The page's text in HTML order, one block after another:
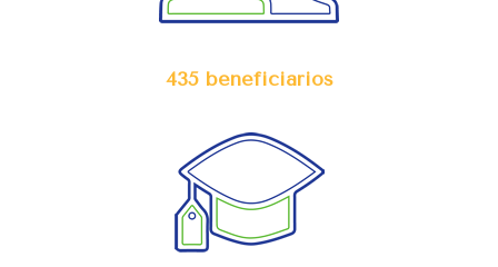
435 beneficiarios